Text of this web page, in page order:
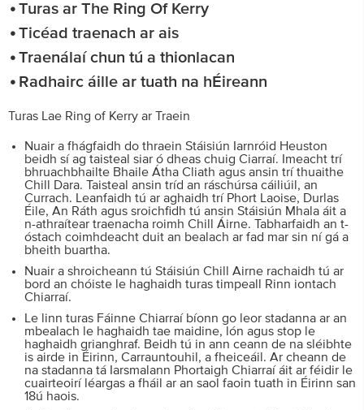
Turas ar The Ring Of Kerry
Ticéad traenach ar ais
Traenálaí chun tú a thionlacan
Radhairc áille ar tuath na hÉireann
Turas Lae Ring of Kerry ar Traein
Nuair a fhágfaidh do thraein Stáisiún Iarnróid Heuston
beidh sí ag taisteal siar ó dheas chuig Ciarraí. Imeacht trí
bhruachbhailte Bhaile Átha Cliath agus ansin trí thuaithe
Chill Dara. Taisteal ansin tríd an ráschúrsa cáiliúil, an
Currach. Leanfaidh tú ar aghaidh trí Phort Laoise, Durlas
Éile, An Ráth agus sroichfidh tú ansin Stáisiún Mhala áit a
n-athraítear traenacha roimh Chill Áirne. Tabharfaidh an t-
óstach coimhdeacht duit an bealach ar fad mar sin ní gá a
bheith buartha.
Nuair a shroicheann tú Stáisiún Chill Airne rachaidh tú ar
bord an chóiste le haghaidh turas timpeall Rinn iontach
Chiarraí.
Le linn turas Fáinne Chiarraí bíonn go leor stadanna ar an
mbealach le haghaidh tae maidine, lón agus stop le
haghaidh grianghraf. Beidh tú in ann ceann de na sléibhte
is airde in Éirinn, Carrauntouhil, a fheiceáil. Ar cheann de
na stadanna tá Iarsmalann Phortaigh Chiarraí áit ar féidir le
cuairteoirí léargas a fháil ar an saol faoin tuath in Éirinn san
18ú haois.